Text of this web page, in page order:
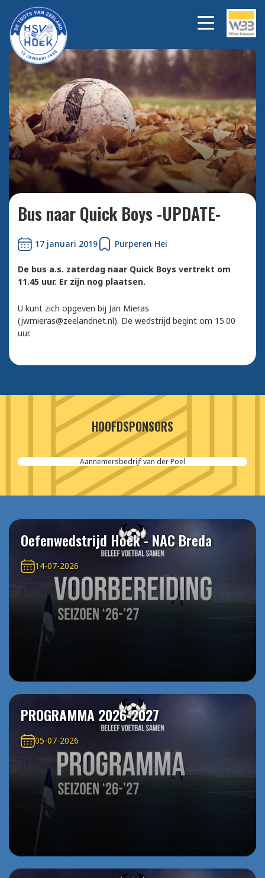
Bekijk alle foto's
Bus naar Quick Boys -UPDATE-
17 januari 2019 Purperen Hei
De bus a.s. zaterdag naar Quick Boys vertrekt om
11.45 uur. Er zijn nog plaatsen.
U kunt zich opgeven bij Jan Mieras
(jwmieras@zeelandnet.nl). De wedstrijd begint om 15.00
uur.
HOOFDSPONSORS
Aannemersbedrijf van der Poel
Oefenwedstrijd Hoek - NAC Breda
14-07-2026
PROGRAMMA 2026-2027
05-07-2026